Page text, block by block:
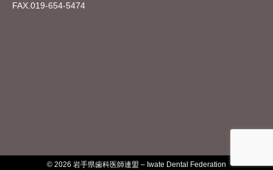
FAX.019-654-5474
© 2026 岩手県歯科医師連盟 – Iwate Dental Federation